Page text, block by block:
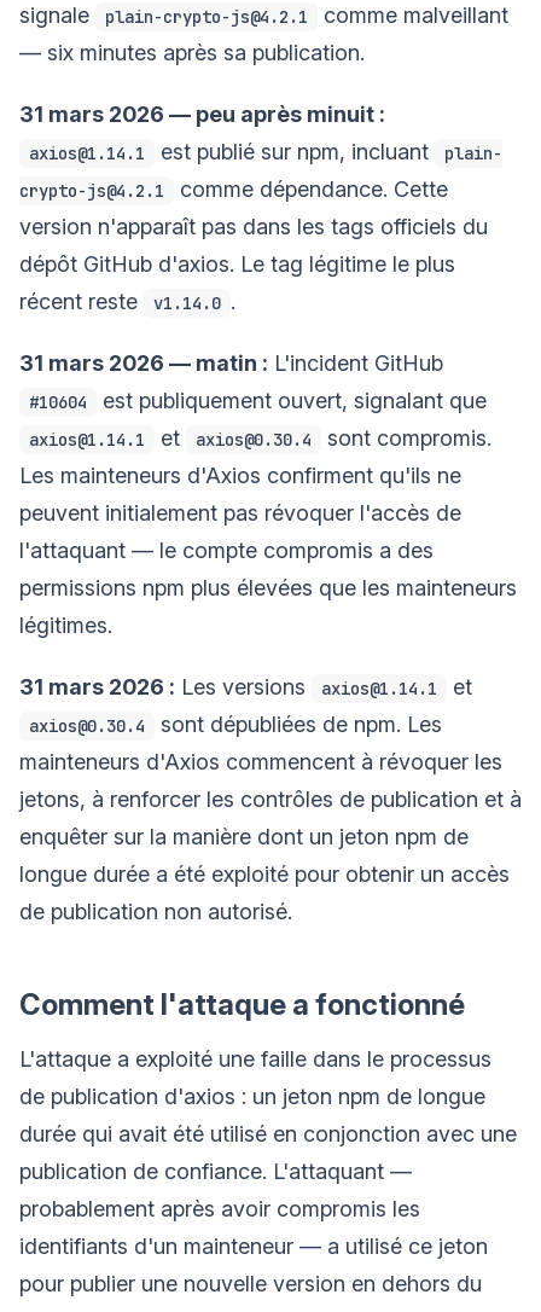
signale
plain-crypto-js@4.2.1
comme malveillant
— six minutes après sa publication.
31 mars 2026 — peu après minuit :
axios@1.14.1 est publié sur npm, incluant
plain-
crypto-js@4.2.1
comme dépendance. Cette
version n'apparaît pas dans les tags officiels du
dépôt GitHub d'axios. Le tag légitime le plus
récent reste
v1.14.0 .
31 mars 2026 — matin : L'incident GitHub
#10604 est publiquement ouvert, signalant que
axios@1.14.1 et axios@0.30.4
sont compromis.
Les mainteneurs d'Axios confirment qu'ils ne
peuvent initialement pas révoquer l'accès de
l'attaquant — le compte compromis a des
permissions npm plus élevées que les mainteneurs
légitimes.
31 mars 2026 : Les versions axios@1.14.1 et
axios@0.30.4
sont dépubliées de npm. Les
mainteneurs d'Axios commencent à révoquer les
jetons, à renforcer les contrôles de publication et à
enquêter sur la manière dont un jeton npm de
longue durée a été exploité pour obtenir un accès
de publication non autorisé.
Comment l'attaque a fonctionné
L'attaque a exploité une faille dans le processus
de publication d'axios : un jeton npm de longue
durée qui avait été utilisé en conjonction avec une
publication de confiance. L'attaquant —
probablement après avoir compromis les
identifiants d'un mainteneur — a utilisé ce jeton
pour publier une nouvelle version en dehors du